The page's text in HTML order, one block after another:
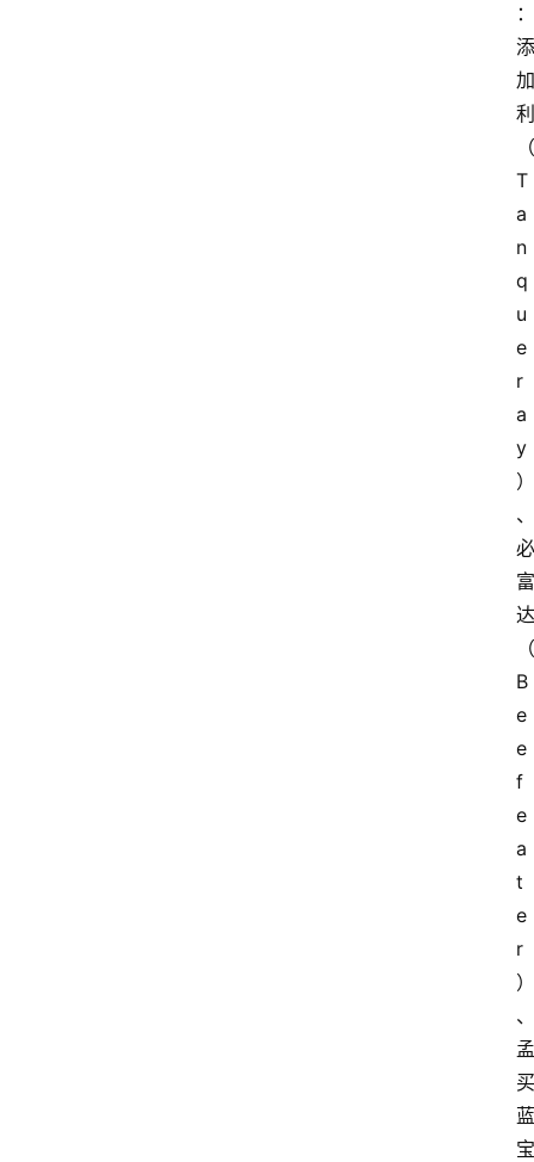
：
添
加
利
（
T
a
n
q
u
e
r
a
y
）
、
必
富
达
（
B
e
e
f
e
a
t
e
r
）
、
孟
买
蓝
宝